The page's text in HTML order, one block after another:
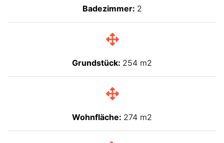
Badezimmer: 2
Grundstück: 254 m2
Wohnfläche: 274 m2